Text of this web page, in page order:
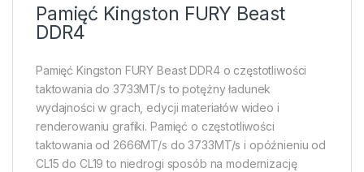
Pamięć Kingston FURY Beast
DDR4
Pamięć Kingston FURY Beast DDR4 o częstotliwości
taktowania do 3733MT/s to potężny ładunek
wydajności w grach, edycji materiałów wideo i
renderowaniu grafiki. Pamięć o częstotliwości
taktowania od 2666MT/s do 3733MT/s i opóźnieniu od
CL15 do CL19 to niedrogi sposób na modernizację